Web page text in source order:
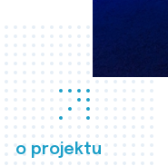
o projektu